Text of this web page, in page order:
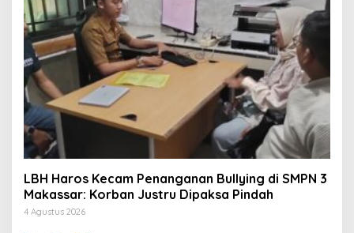
LBH Haros Kecam Penanganan Bullying di SMPN 3
Makassar: Korban Justru Dipaksa Pindah
4 Agustus 2026